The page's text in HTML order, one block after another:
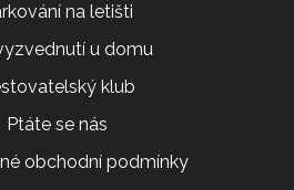
na letišti
u domu
klub
Ptáte se nás
obchodní podmínky